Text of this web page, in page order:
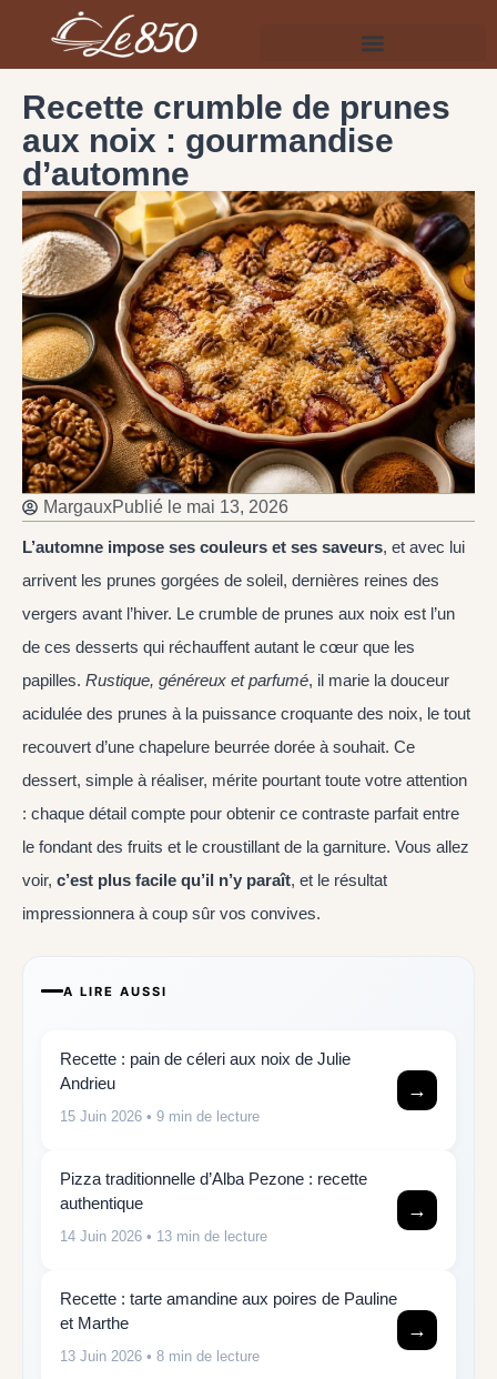
Recette crumble de prunes
aux noix : gourmandise
d’automne
MargauxPublié le mai 13, 2026
L’automne impose ses couleurs et ses saveurs, et avec lui
arrivent les prunes gorgées de soleil, dernières reines des
vergers avant l’hiver. Le crumble de prunes aux noix est l’un
de ces desserts qui réchauffent autant le cœur que les
papilles. Rustique, généreux et parfumé, il marie la douceur
acidulée des prunes à la puissance croquante des noix, le tout
recouvert d’une chapelure beurrée dorée à souhait. Ce
dessert, simple à réaliser, mérite pourtant toute votre attention
: chaque détail compte pour obtenir ce contraste parfait entre
le fondant des fruits et le croustillant de la garniture. Vous allez
voir, c’est plus facile qu’il n’y paraît, et le résultat
impressionnera à coup sûr vos convives.
A LIRE AUSSI
Recette : pain de céleri aux noix de Julie
Andrieu
15 Juin 2026 • 9 min de lecture
→
Pizza traditionnelle d’Alba Pezone : recette
authentique
14 Juin 2026 • 13 min de lecture
→
Recette : tarte amandine aux poires de Pauline
et Marthe
13 Juin 2026 • 8 min de lecture
→